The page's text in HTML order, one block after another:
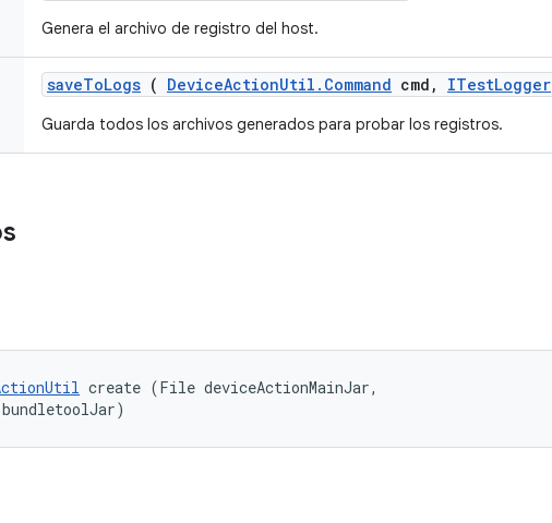
Genera el archivo de registro del host.
saveToLogs ( DeviceActionUtil . Command cmd , ITestLogger
Guarda todos los archivos generados para probar los registros.
create (File deviceActionMainJar,